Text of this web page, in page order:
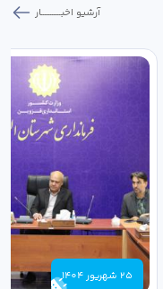
آرشیو اخبـــــــــــار
25 شهریور 1404